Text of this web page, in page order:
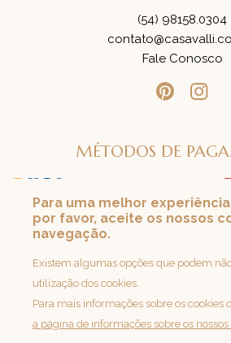
(54) 98158.0304
Fale Conosco
MÉTODOS DE
SEGURANÇA
Para uma melhor
por favor, aceite os nossos
navegação.
Existem algumas opções que podem
utilização dos cookies.
Para mais informações sobre os cookies
a página de informações sobre os nossos